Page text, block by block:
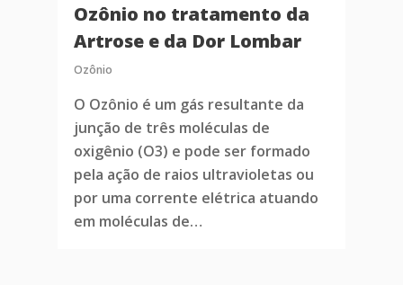
Ozônio no tratamento da
Artrose e da Dor Lombar
Ozônio
O Ozônio é um gás resultante da
junção de três moléculas de
oxigênio (O3) e pode ser formado
pela ação de raios ultravioletas ou
por uma corrente elétrica atuando
em moléculas de…